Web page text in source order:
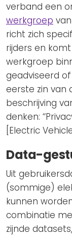
verband een
werkgroep
richt zich
rijders en
werkgroep
geadviseerd
eerste zin van
beschrijving
denken:
[Electric
Data-
Uit
(sommige)
kunnen
combinatie
zijnde